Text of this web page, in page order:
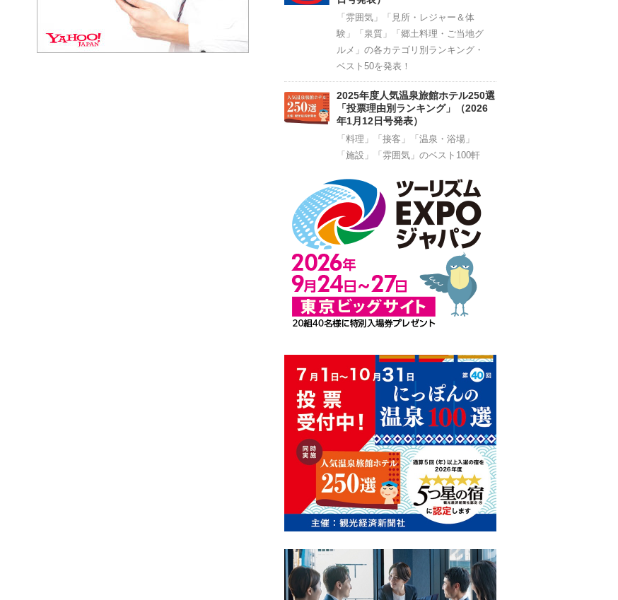
「雰囲気」「見所・レジャー＆体
験」「泉質」「郷土料理・ご当地グ
ルメ」の各カテゴリ別ランキング・
ベスト50を発表！
2025年度人気温泉旅館ホテル250選
「投票理由別ランキング」（2026
年1月12日号発表）
「料理」「接客」「温泉・浴場」
「施設」「雰囲気」のベスト100軒